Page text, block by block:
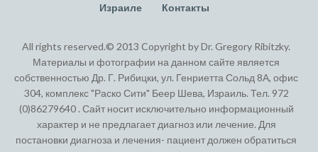
Израиле
Контакты
All rights reserved.© 2013 Copyright by Dr. Gregory Ribitzky.
Материалы и фотографии на данном сайте является
собственностью Др. Г. Рибицки, ул. Генриетта Сольд 8А, офис
304, комплекс "Раско Сити" Беер Шева, Израиль. Тел. 972
(0)86279640 . Сайт носит исключительно информационный
характер и не предлагает диагноз или лечение. Для
постановки диагноза и лечения- пациент должен обратиться